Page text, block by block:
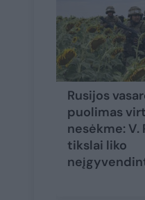
Rusijos
puolimas
nesėkme: V.
tikslai liko